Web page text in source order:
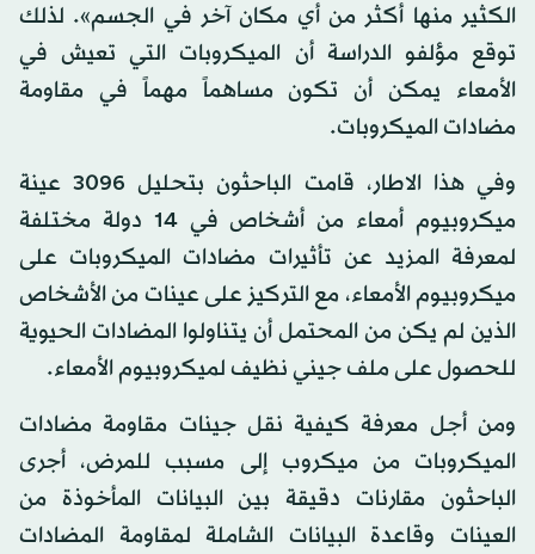
الكثير منها أكثر من أي مكان آخر في الجسم». لذلك
توقع مؤلفو الدراسة أن الميكروبات التي تعيش في
الأمعاء يمكن أن تكون مساهماً مهماً في مقاومة
مضادات الميكروبات.
وفي هذا الاطار، قامت الباحثون بتحليل 3096 عينة
ميكروبيوم أمعاء من أشخاص في 14 دولة مختلفة
لمعرفة المزيد عن تأثيرات مضادات الميكروبات على
ميكروبيوم الأمعاء، مع التركيز على عينات من الأشخاص
الذين لم يكن من المحتمل أن يتناولوا المضادات الحيوية
للحصول على ملف جيني نظيف لميكروبيوم الأمعاء.
ومن أجل معرفة كيفية نقل جينات مقاومة مضادات
الميكروبات من ميكروب إلى مسبب للمرض، أجرى
الباحثون مقارنات دقيقة بين البيانات المأخوذة من
العينات وقاعدة البيانات الشاملة لمقاومة المضادات